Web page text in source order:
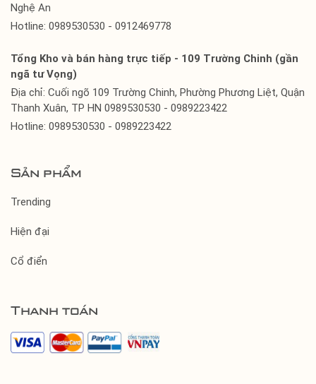
Nghệ An
Hotline: 0989530530 - 0912469778
Tổng Kho và bán hàng trực tiếp - 109 Trường Chinh (gần
ngã tư Vọng)
Địa chỉ: Cuối ngõ 109 Trường Chinh, Phường Phương Liệt, Quận
Thanh Xuân, TP HN 0989530530 - 0989223422
Hotline: 0989530530 - 0989223422
Sản phẩm
Trending
Hiện đại
Cổ điển
Thanh toán